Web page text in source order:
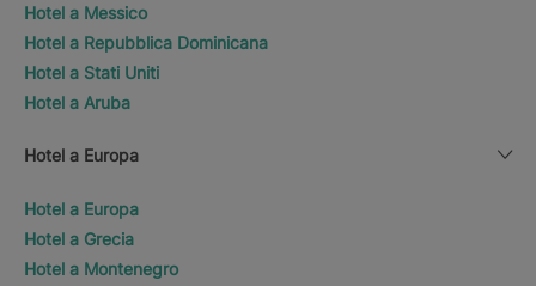
Hotel a Messico
Hotel a Repubblica Dominicana
Hotel a Stati Uniti
Hotel a Aruba
Hotel a Europa
Hotel a Europa
Hotel a Grecia
Hotel a Montenegro